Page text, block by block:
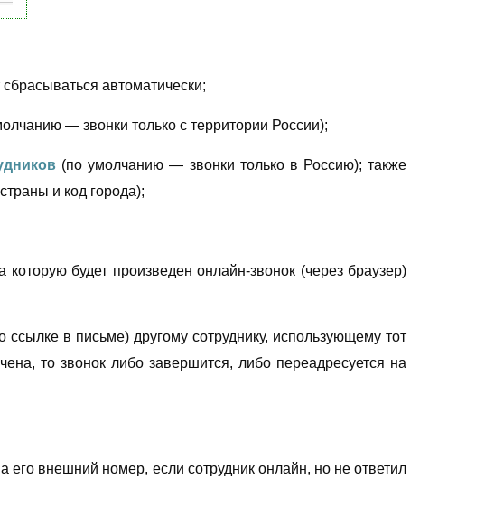
автоматически;
— звонки только с территории России);
(по умолчанию — звонки только в Россию); также
и код города);
будет произведен онлайн-звонок (через браузер)
в письме) другому сотруднику, использующему тот
то звонок либо завершится, либо переадресуется на
его внешний номер, если сотрудник онлайн, но не ответил